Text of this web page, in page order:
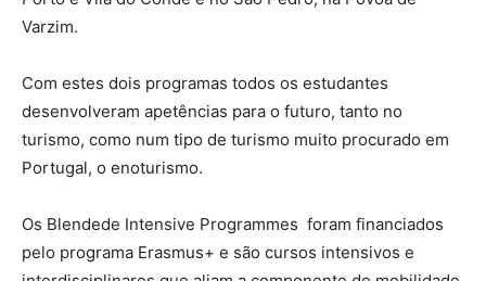
Varzim.
Com estes dois programas todos os estudantes
desenvolveram apetências para o futuro, tanto no
turismo, como num tipo de turismo muito procurado em
Portugal, o enoturismo.
Os Blendede Intensive Programmes foram financiados
pelo programa Erasmus+ e são cursos intensivos e